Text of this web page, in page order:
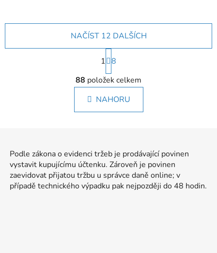
O
v
l
á
d
p
r
v
k
NAČÍST 12 DALŠÍCH
S
t
r
á
n
k
1 8
88 položek celkem
NAHORU
Podle zákona o evidenci tržeb je prodávající povinen
vystavit kupujícímu účtenku. Zároveň je povinen
zaevidovat přijatou tržbu u správce daně online; v
případě technického výpadku pak nejpozději do 48 hodin.